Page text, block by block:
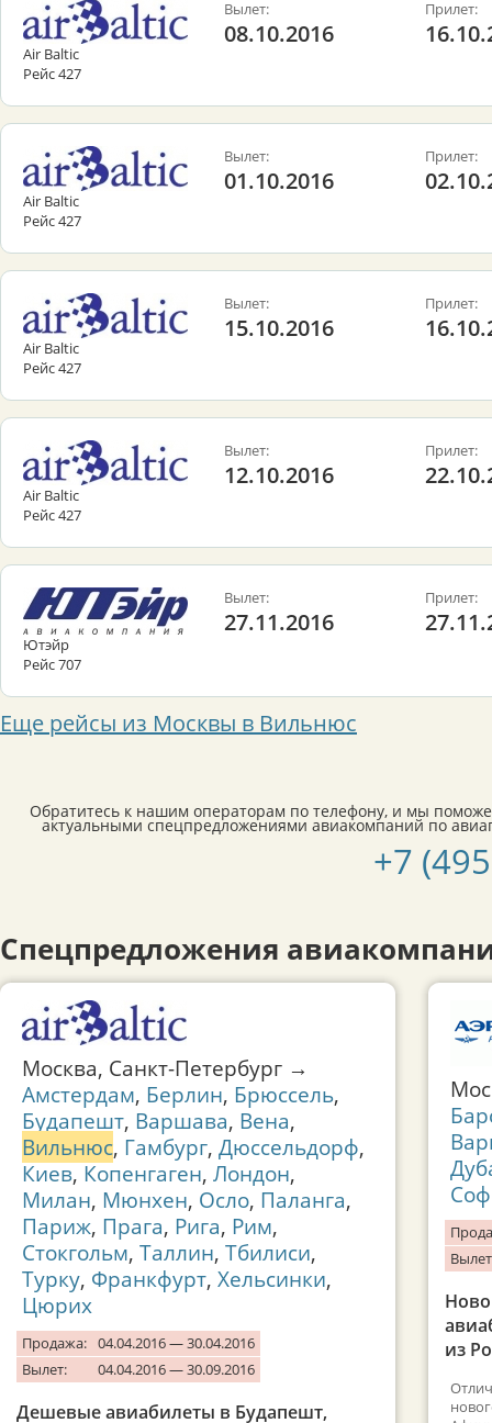
Air Baltic
Рейс 427
Вылет:
08.10.2016
Прилет:
Air Baltic
Рейс 427
Вылет:
01.10.2016
Прилет:
Air Baltic
Рейс 427
Вылет:
15.10.2016
Прилет:
Air Baltic
Рейс 427
Вылет:
12.10.2016
Прилет:
Ютэйр
Рейс 707
Вылет:
27.11.2016
Прилет:
Еще рейсы из Москвы в Вильнюс
Обратитесь к нашим операторам по телефону, и мы
актуальными спецпредложениями авиакомпаний по
+7
Спецпредложения
Москва, Санкт-Петербург →
Амстердам, Берлин, Брюссель,
Будапешт, Варшава, Вена,
Вильнюс, Гамбург, Дюссельдорф,
Киев, Копенгаген, Лондон,
Милан, Мюнхен, Осло, Паланга,
Париж, Прага, Рига, Рим,
Стокгольм, Таллин, Тбилиси,
Турку, Франкфурт, Хельсинки,
Цюрих
Продажа: 04.04.2016 — 30.04.2016
Вылет:
04.04.2016 — 30.09.2016
Дешевые авиабилеты в Будапешт,
из